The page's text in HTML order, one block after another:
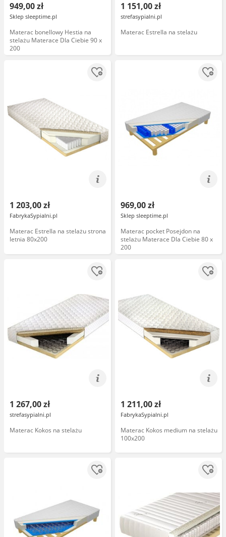
949,00 zł
Sklep sleeptime.pl
Materac bonellowy Hestia na
stelażu Materace Dla Ciebie 90 x
200
1 151,00 zł
strefasypialni.pl
Materac Estrella na stelażu
1 203,00 zł
FabrykaSypialni.pl
Materac Estrella na stelażu strona
letnia 80x200
969,00 zł
Sklep sleeptime.pl
Materac pocket Posejdon na
stelażu Materace Dla Ciebie 80 x
200
1 267,00 zł
strefasypialni.pl
Materac Kokos na stelażu
1 211,00 zł
FabrykaSypialni.pl
Materac Kokos medium na stelażu
100x200